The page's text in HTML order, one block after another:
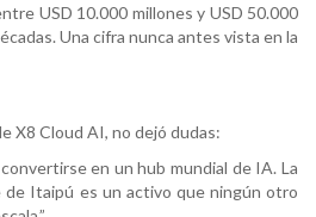
USD 10.000 millones y USD 50.000
Una cifra nunca antes vista en la
X8 Cloud AI, no dejó dudas:
en un hub mundial de IA. La
de Itaipú es un activo que ningún otro